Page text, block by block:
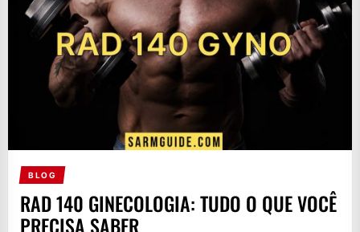
BLOG
RAD 140 GINECOLOGIA: TUDO O QUE VOCÊ
PRECISA SABER